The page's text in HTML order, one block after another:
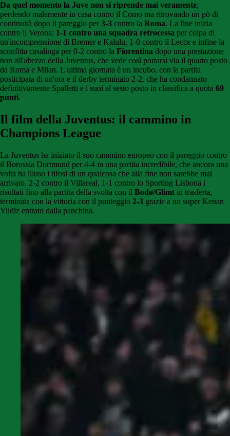
Da quel momento la Juve non si riprende mai veramente,
perdendo malamente in casa contro il Como ma ritrovando un pò di
continuità dopo il pareggio per 3-3 contro la Roma. La fine inizia
contro il Verona: 1-1 contro una squadra retrocessa per colpa di
un'incomprensione di Bremer e Kalulu, 1-0 contro il Lecce e infine la
sconfitta casalinga per 0-2 contro la Fiorentina dopo una prestazione
non all'altezza della Juventus, che vede così portarsi via il quarto posto
da Roma e Milan. L'ultima giornata è un incubo, con la partita
posticipata di un'ora e il derby terminato 2-2, che ha condannato
definitivamente Spalletti e i suoi al sesto posto in classifica a quota 69
punti.
Il film della Juventus: il cammino in
Champions League
La Juventus ha iniziato il suo cammino europeo con il pareggio contro
il Borussia Dortmund per 4-4 in una partita incredibile, che ancora una
volta ha illuso i tifosi di un qualcosa che alla fine non sarebbe mai
arrivato. 2-2 contro il Villareal, 1-1 contro lo Sporting Lisbona i
risultati fino alla partita della svolta con il Bodø/Glimt in trasferta,
terminata con la vittoria con il punteggio 2-3 grazie a un super Kenan
Yildiz entrato dalla panchina.